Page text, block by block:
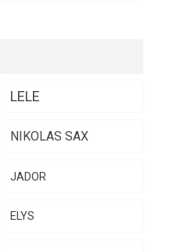
LELE
NIKOLAS SAX
JADOR
ELYS